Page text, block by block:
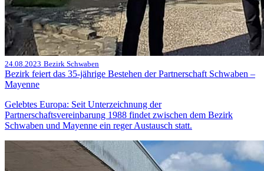
24.08.2023 Bezirk Schwaben
Bezirk feiert das 35-jährige Bestehen der Partnerschaft Schwaben –
Mayenne
Gelebtes Europa: Seit Unterzeichnung der
Partnerschaftsvereinbarung 1988 findet zwischen dem Bezirk
Schwaben und Mayenne ein reger Austausch statt.